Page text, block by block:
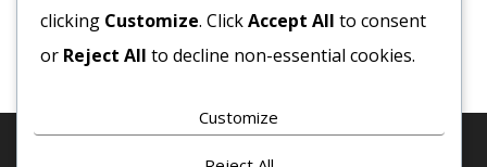
Kosárba teszem
clicking Customize. ClickAccept All to consent
or Reject All to decline non-essential cookies.
Customize